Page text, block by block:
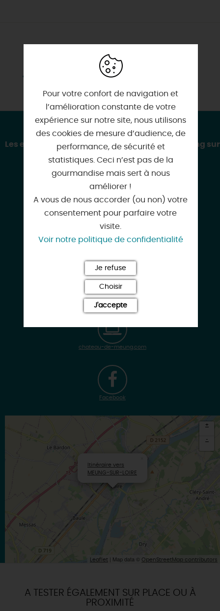
SERVICES & ÉQUIPEMENTS
Animaux acceptés
CONTACT & LOCALISATION
Les enquêtes d'Anne Mesia au château de Meung sur
Loire
16, place du Martroi
45130 MEUNG-SUR-LOIRE
02 38 44 36 47
info@chateau-de-meung.com
chateau-de-meung.com
Facebook
Itinéraire vers
MEUNG-SUR-LOIRE
+
-
Leaflet | Map data © OpenStreetMap contributors
A TESTER ÉGALEMENT SUR PLACE OU À
PROXIMITÉ
Pour votre confort de navigation et
l’amélioration constante de votre
expérience sur notre site, nous utilisons
des cookies de mesure d’audience, de
performance, de sécurité et
statistiques. Ceci n’est pas de la
gourmandise mais sert à nous
améliorer !
A vous de nous accorder (ou non) votre
consentement pour parfaire votre
visite.
Voir notre politique de confidentialité
Je refuse
Choisir
J'accepte